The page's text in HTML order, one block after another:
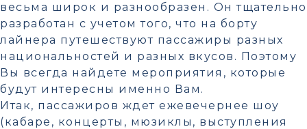
весьма широк и разнообразен. Он тщательно
разработан с учетом того, что на борту
лайнера путешествуют пассажиры разных
национальностей и разных вкусов. Поэтому
Вы всегда найдете мероприятия, которые
будут интересны именно Вам.
Итак, пассажиров ждет ежевечернее шоу
(кабаре, концерты, мюзиклы, выступления